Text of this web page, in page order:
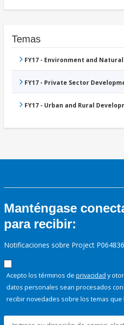
Temas
FY17 - Environment and
FY17 - Private Sector
FY17 - Urban and Rural
Manténgase
para recibir:
Notificaciones sobre Project P064836
Acepto los términos de privacidad y
datos personales sean procesados
recibir novedades sobre los temas que